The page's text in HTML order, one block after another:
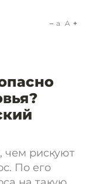
a A
чем рискуют
По его